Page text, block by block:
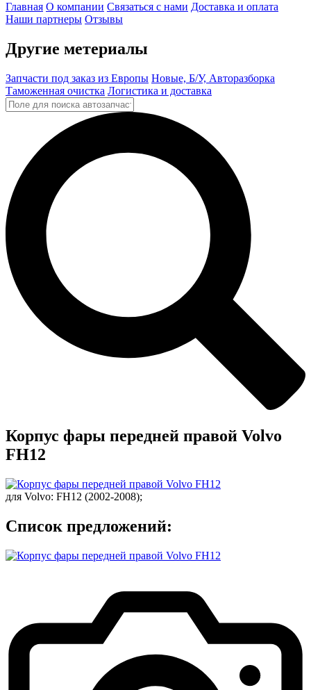
Главная О компании Связаться с нами Доставка и оплата
Наши партнеры Отзывы
Другие метериалы
Запчасти под заказ из Европы Новые, Б/У, Авторазборка
Таможенная очистка Логистика и доставка
Корпус фары передней правой Volvo
FH12
для Volvo: FH12 (2002-2008);
Список предложений: